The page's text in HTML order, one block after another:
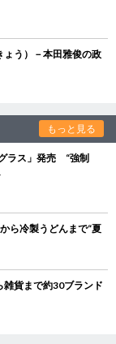
う）－本田雅俊の政
もっと見る
ラス」発売 “強制
ら冷製うどんまで“夏
貨まで約30ブランド